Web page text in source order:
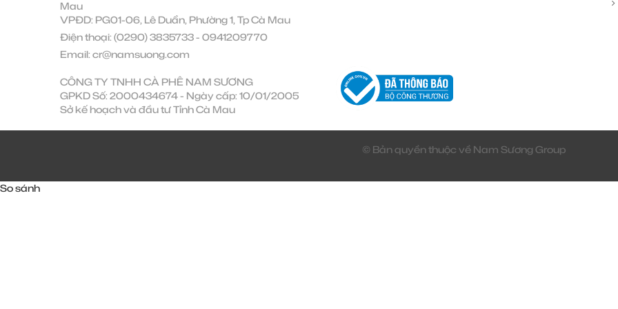
Mau
VPĐD: PG01-06, Lê Duẩn, Phường 1, Tp Cà Mau
Điện thoại: (0290) 3835733- 0941209770
Email: cr@namsuong.com
CÔNG TY TNHH CÀ PHÊ NAM SƯƠNG
GPKD Số: 2000434674 - Ngày cấp: 10/01/2005
Sở kế hoạch và đầu tư Tỉnh Cà Mau
© Bản quyền thuộc về Nam Sương Group
So sánh